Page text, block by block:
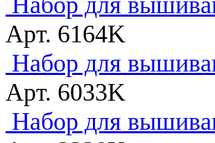
Арт. 6164K
Набор для
Арт. 6033K
Набор для